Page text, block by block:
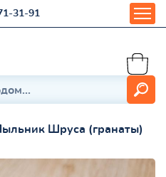
31-91
Шруса (гранаты)